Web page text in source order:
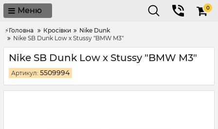
Меню 0
⚡Головна Кросівки
Nike Dunk
Nike SB Dunk Low x Stussy "BMW M3"
Nike SB Dunk Low x Stussy "BMW M3"
Артикул: 5509994